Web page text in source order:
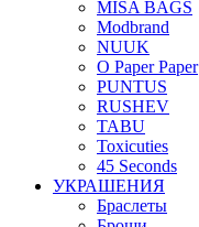
MISA BAGS
Modbrand
NUUK
O Paper Paper
PUNTUS
RUSHEV
TABU
Toxicuties
45 Seconds
УКРАШЕНИЯ
Браслеты